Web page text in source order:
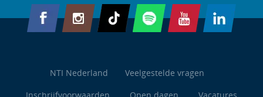
NTI Nederland
Veelgestelde vragen